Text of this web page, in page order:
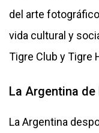
del arte
vida cultural y
Tigre Club y Tigre
La Argentina
La Argentina